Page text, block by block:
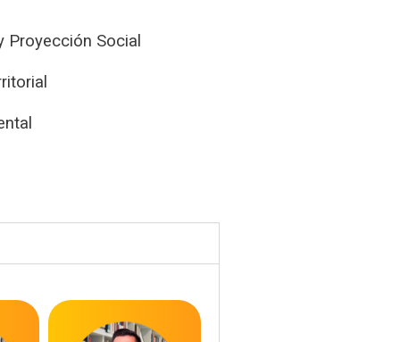
Proyección Social